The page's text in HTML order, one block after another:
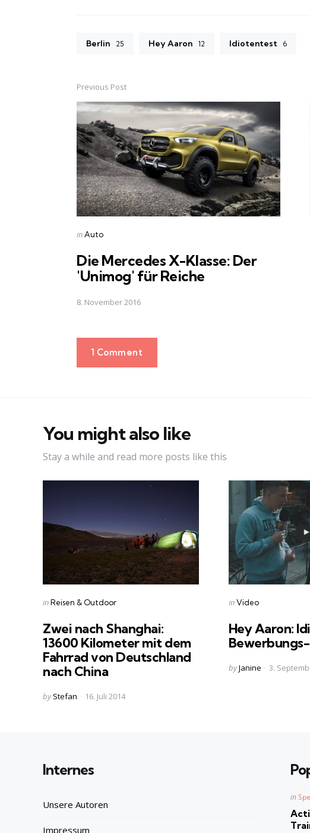
Berlin 25 Hey Aaron 12 Idiotentest 6
Post
navigation
Previous Post
Posted
inAuto
Die Mercedes X-Klasse: Der
'Unimog' für Reiche
8. November 2016
1 Comment
You might also like
Stay a while and read more posts like this
Categories
Posted
inReisen & Outdoor
Zwei nach Shanghai:
13600 Kilometer mit dem
Fahrrad von Deutschland
nach China
Posted
by Stefan 16. Juli 2014
Categories
Posted
in Video
Hey Aaron:
Posted
byJanine 3.
Internes
Unsere Autoren
Impressum
in